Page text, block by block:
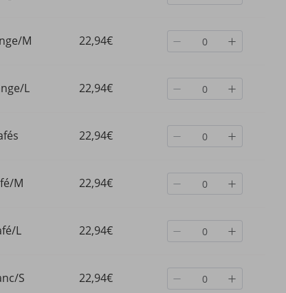
M 22,94€
L 22,94€
22,94€
M 22,94€
L 22,94€
S 22,94€